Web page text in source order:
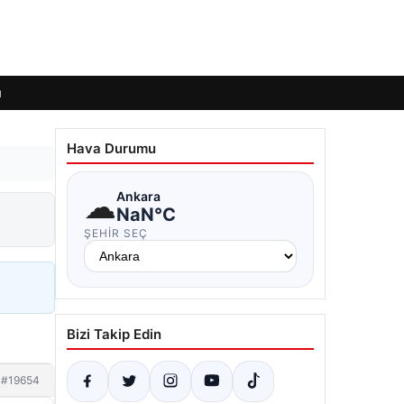
#19654
Hava Durumu
☁Ankara
NaN°C
ŞEHIR SEÇ
Bizi Takip Edin